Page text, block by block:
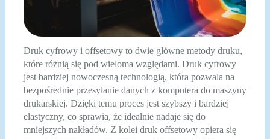
Druk cyfrowy i offsetowy to dwie główne metody druku,
które różnią się pod wieloma względami. Druk cyfrowy
jest bardziej nowoczesną technologią, która pozwala na
bezpośrednie przesyłanie danych z komputera do maszyny
drukarskiej. Dzięki temu proces jest szybszy i bardziej
elastyczny, co sprawia, że idealnie nadaje się do
mniejszych nakładów. Z kolei druk offsetowy opiera się